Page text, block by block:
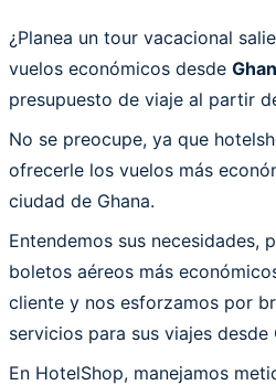
¿Planea un tour vacacional
vuelos económicos desde
presupuesto de viaje al partir
No se preocupe, ya que
ofrecerle los vuelos más
ciudad de Ghana.
Entendemos sus necesidades,
boletos aéreos más
cliente y nos esforzamos por
servicios para sus viajes desde
En HotelShop, manejamos